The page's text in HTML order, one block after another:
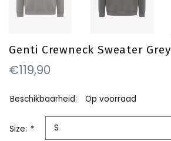
Genti Crewneck Sweater Grey
€119,90
Beschikbaarheid: Op voorraad
Size: *